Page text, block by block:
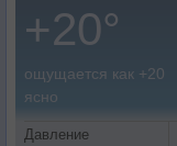
+20°
ощущается как +20
ясно
Давление